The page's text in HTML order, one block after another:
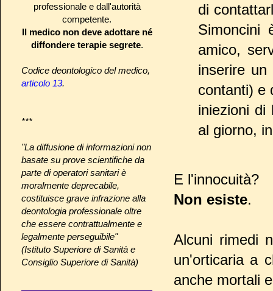
di
Simoncini
amico,
inserire
contanti) e
iniezioni di
al giorno,
E l'innocuità?
Non esiste.
Alcuni rimedi
un'orticaria a
anche mortali
professionale e dall'autorità
competente.
Il medico non deve adottare né
diffondere terapie segrete.
Codice deontologico del medico,
articolo 13.
***
"La diffusione di informazioni non
basate su prove scientifiche da
parte di operatori sanitari è
moralmente deprecabile,
costituisce grave infrazione alla
deontologia professionale oltre
che essere contrattualmente e
legalmente perseguibile"
(Istituto Superiore di Sanità e
Consiglio Superiore di Sanità)